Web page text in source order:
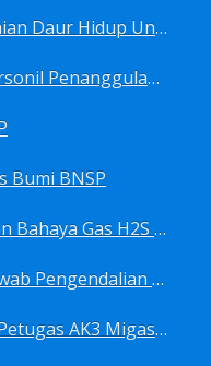
Sertifikasi Pelatihan Penilaian Daur Hidup Untuk PROPER (Life Cycle Asssment) BNSP
Sertifikasi Pembekalan Personil Penanggulangan Pencemaran Tingkat On-Scene Commander (IMO Level 2) BNSP
Bumi BNSP
Sertifikasi Penanggulangan Bahaya Gas H2S BNSP
Sertifikasi Penanggung Jawab Pengendalian Pencemaran Udara BNSP
Sertifikasi Pengawas Dan Petugas AK3 Migas BNSP